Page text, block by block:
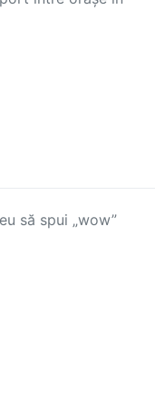
să spui „wow”